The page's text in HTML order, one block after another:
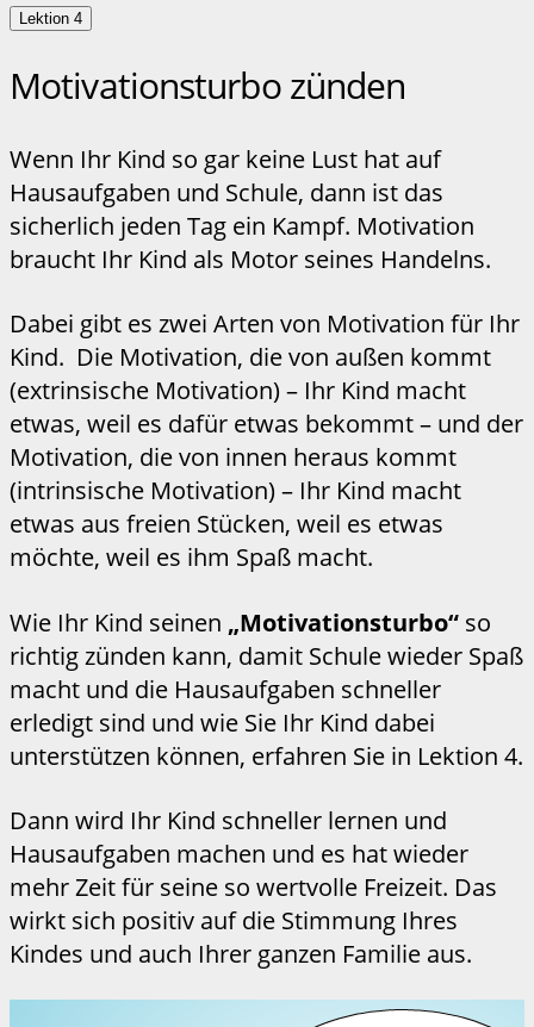
Lektion 4
Motivationsturbo zünden
Wenn Ihr Kind so gar keine Lust hat auf
Hausaufgaben und Schule, dann ist das
sicherlich jeden Tag ein Kampf. Motivation
braucht Ihr Kind als Motor seines Handelns.
Dabei gibt es zwei Arten von Motivation für Ihr
Kind. Die Motivation, die von außen kommt
(extrinsische Motivation) – Ihr Kind macht
etwas, weil es dafür etwas bekommt – und der
Motivation, die von innen heraus kommt
(intrinsische Motivation) – Ihr Kind macht
etwas aus freien Stücken, weil es etwas
möchte, weil es ihm Spaß macht.
Wie Ihr Kind seinen „Motivationsturbo“ so
richtig zünden kann, damit Schule wieder Spaß
macht und die Hausaufgaben schneller
erledigt sind und wie Sie Ihr Kind dabei
unterstützen können, erfahren Sie in Lektion 4.
Dann wird Ihr Kind schneller lernen und
Hausaufgaben machen und es hat wieder
mehr Zeit für seine so wertvolle Freizeit. Das
wirkt sich positiv auf die Stimmung Ihres
Kindes und auch Ihrer ganzen Familie aus.